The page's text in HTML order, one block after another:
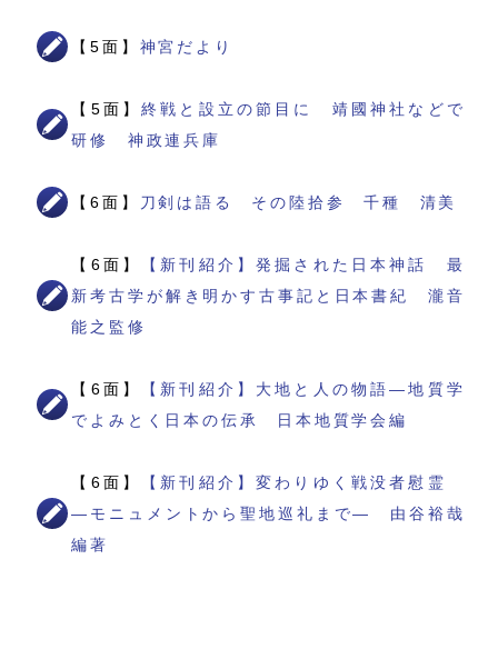
【5面】 神宮だより
【5面】終戦と設立の節目に 靖國神社などで
研修 神政連兵庫
【6面】 刀剣は語る その陸拾参 千種 清美
【6面】
【新刊紹介】発掘された日本神話 最
新考古学が解き明かす古事記と日本書紀 瀧音
能之監修
【6面】
【新刊紹介】大地と人の物語―地質学
でよみとく日本の伝承 日本地質学会編
【6面】
【新刊紹介】変わりゆく戦没者慰霊
―モニュメントから聖地巡礼まで― 由谷裕哉
編著